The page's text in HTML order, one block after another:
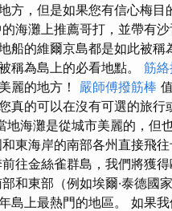
方，但是如果您有信心梅
海灘上推薦哥打，並帶有沙
船的維爾京島都是如此被稱
稱為島上的必看地點。 筋
麗的地方！ 嚴師傅撥筋棒
真的可以在沒有可選的旅行
海灘是從城市美麗的，但
東海岸的南部各州直接飛
往金絲雀群島，我們將獲
和東部（例如埃爾·泰德國
島上最熱門的地區。 如果